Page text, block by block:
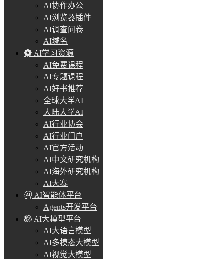
AI协作办公
AI浏览器插件
AI调查问卷
AI域名
AI学习资源
AI免费课程
AI专题课程
AI好书推荐
全球大学AI
大陆大学AI
AI行业协会
AI行业门户
AI官方活动
AI中文研究机构
AI海外研究机构
AI大赛
AI智能体平台
Agents开发平台
AI大模型平台
AI大语言模型
AI多模态大模型
AI视觉大模型